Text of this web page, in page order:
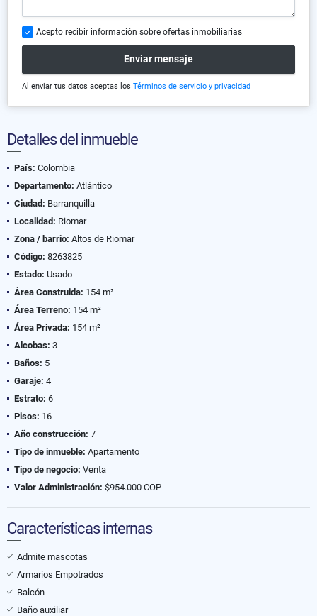
Acepto recibir información sobre ofertas inmobiliarias
Enviar mensaje
Al enviar tus datos aceptas los Términos de servicio y privacidad
Detalles del inmueble
País: Colombia
Departamento: Atlántico
Ciudad: Barranquilla
Localidad: Riomar
Zona / barrio: Altos de Riomar
Código: 8263825
Estado: Usado
Área Construida: 154 m²
Área Terreno: 154 m²
Área Privada: 154 m²
Alcobas: 3
Baños: 5
Garaje: 4
Estrato: 6
Pisos: 16
Año construcción: 7
Tipo de inmueble: Apartamento
Tipo de negocio: Venta
Valor Administración: $954.000 COP
Características internas
Admite mascotas
Armarios Empotrados
Balcón
Baño auxiliar